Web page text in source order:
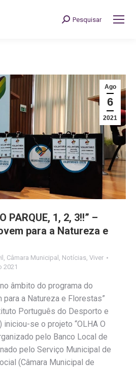
Search:
Pesquisar
Ago
6
2021
PARQUE, 1, 2, 3!!” –
para a Natureza e
, Câmara Municipal , Notícias, Viver
2021
âmbito do programa do
para a Natureza e Florestas”
Português do Desporto e
se o projeto “OLHA O
pelo Banco Local de
pelo Serviço Municipal de
(Câmara Municipal de